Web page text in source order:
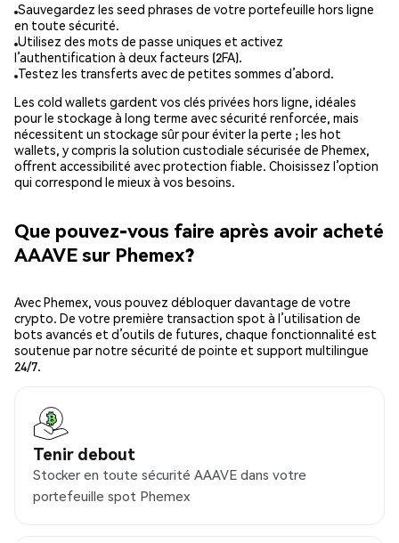
Sauvegardez les seed phrases de votre portefeuille hors ligne
en toute sécurité.
Utilisez des mots de passe uniques et activez
l’authentification à deux facteurs (2FA).
Testez les transferts avec de petites sommes d’abord.
Les cold wallets gardent vos clés privées hors ligne, idéales
pour le stockage à long terme avec sécurité renforcée, mais
nécessitent un stockage sûr pour éviter la perte ; les hot
wallets, y compris la solution custodiale sécurisée de Phemex,
offrent accessibilité avec protection fiable. Choisissez l’option
qui correspond le mieux à vos besoins.
Que pouvez-vous faire après avoir acheté
AAAVE sur Phemex?
Avec Phemex, vous pouvez débloquer davantage de votre
crypto. De votre première transaction spot à l’utilisation de
bots avancés et d’outils de futures, chaque fonctionnalité est
soutenue par notre sécurité de pointe et support multilingue
24/7.
Tenir debout
Stocker en toute sécurité AAAVE dans votre
portefeuille spot Phemex